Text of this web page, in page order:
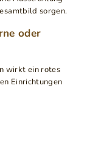
sorgen.
oder
wirkt ein rotes
Einrichtungen